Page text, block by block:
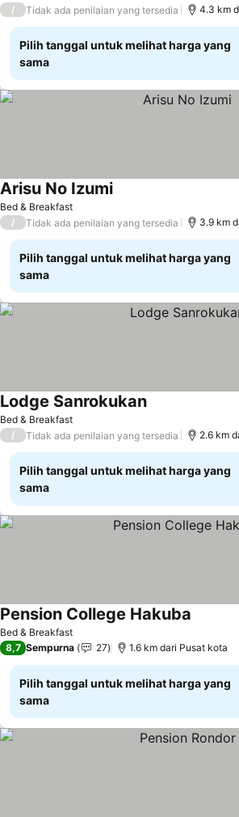
/ Tidak ada penilaian yang tersedia 4.3 km
Pilih tanggal untuk melihat harga yang
sama
Bed & Breakfast
Arisu No IzumiLihat harga
/ Tidak ada penilaian yang tersedia 3.9 km
Pilih tanggal untuk melihat harga yang
sama
Bed & Breakfast
Lodge SanrokukanLihat harga
/ Tidak ada penilaian yang tersedia 2.6 km
Pilih tanggal untuk melihat harga yang
sama
Bed & Breakfast
Pension College Hakuba
8,7 Sempurna 27 1.6 km dari Pusat kota
Pilih tanggal untuk melihat harga yang
sama